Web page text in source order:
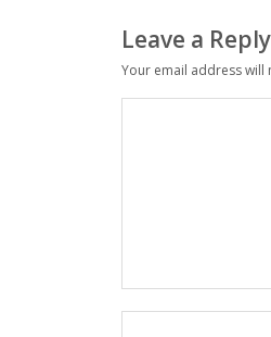
Leave a Reply
Your email address will